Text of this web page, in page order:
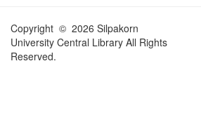
Copyright © 2026 Silpakorn
University Central Library All Rights
Reserved.